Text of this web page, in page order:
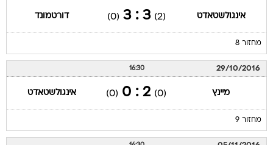
אינגולשטאדט (2)
3 : 3
(0) דורטמונד
מחזור 8
29/10/2016
16:30
מיינץ (0)
2 : 0
(0) אינגולשטאדט
מחזור 9